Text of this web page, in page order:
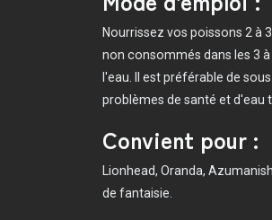
Nourrissez vos poissons 2 à
non consommés dans les 3
l'eau. Il est préférable de
problèmes de santé et d'eau
Convient pour :
Lionhead, Oranda,
de fantaisie.